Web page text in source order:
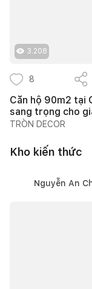
3.208
8
Căn hộ 90m2 tại
sang trọng cho
TRÒN DECOR
Kho kiến thức
Nguyễn An